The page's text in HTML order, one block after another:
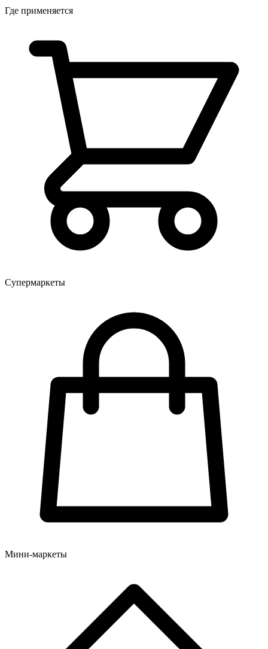
Где применяется
Супермаркеты
Мини-маркеты